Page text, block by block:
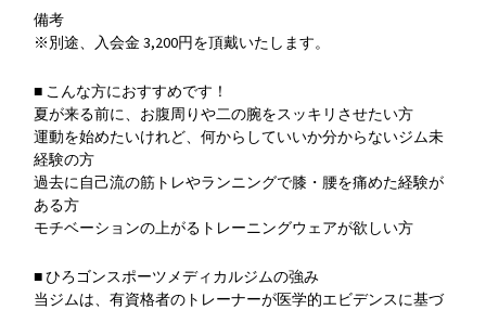
備考
※別途、入会金 3,200円を頂戴いたします。
■ こんな方におすすめです！
夏が来る前に、お腹周りや二の腕をスッキリさせたい方
運動を始めたいけれど、何からしていいか分からないジム未
経験の方
過去に自己流の筋トレやランニングで膝・腰を痛めた経験が
ある方
モチベーションの上がるトレーニングウェアが欲しい方
■ ひろゴンスポーツメディカルジムの強み
当ジムは、有資格者のトレーナーが医学的エビデンスに基づ